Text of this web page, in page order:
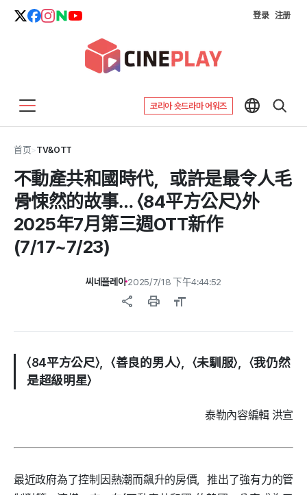
登录 注册
코리아 숏드라마 어워즈
首页>TV&OTT
不動產共和國時代，或許是最令人毛
骨悚然的故事… 〈84平方公尺〉外
2025年7月第三週OTT新作
(7/17~7/23)
씨네플레이 2025/7/18 下午4:44:52
share print format_size
〈84平方公尺〉，〈善良的男人〉，〈未馴服〉，〈我仍然
是超級明星〉
泰勒內容編輯 洪宣
最近政府為了控制因熱潮而飆升的房價，推出了強有力的管